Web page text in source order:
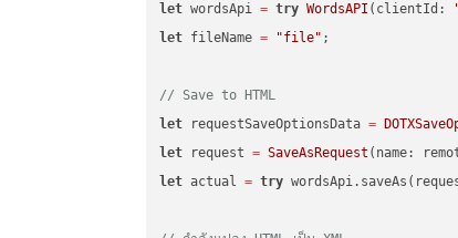
let wordsApi = try WordsAPI (clientId:
let fileName = "file" ;
// Save to HTML
let requestSaveOptionsData =
let request = SaveAsRequest (name:
let actual = try